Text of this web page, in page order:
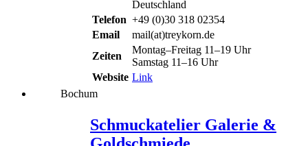
Deutschland
Telefon +49 (0)30 318 02354
Email
mail(at)treykorn.de
Zeiten
Montag–Freitag 11–19 Uhr
Samstag 11–16 Uhr
Website Link
Bochum
Schmuckatelier Galerie &